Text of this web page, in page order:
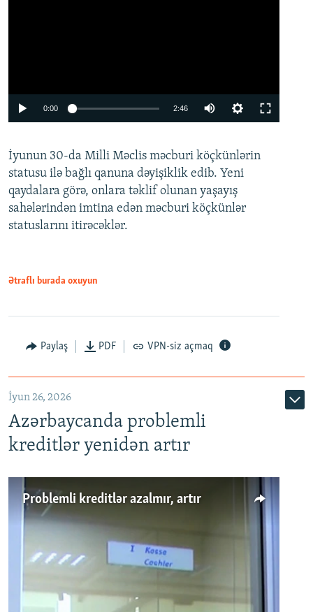
Auto 240p 360p 480p
720p 1080p
0:00 2:46
360p
480p
720p
İyunun 30-da Milli Məclis məcburi köçkünlərin
statusu ilə bağlı qanuna dəyişiklik edib. Yeni
qaydalara görə, onlara təklif olunan yaşayış
sahələrindən imtina edən məcburi köçkünlər
statuslarını itirəcəklər.
Ətraflı burada oxuyun
Paylaş PDF VPN-siz açmaq
İyun 26, 2026
Azərbaycanda problemli
kreditlər yenidən artır
Problemli kreditlər azalmır, artır